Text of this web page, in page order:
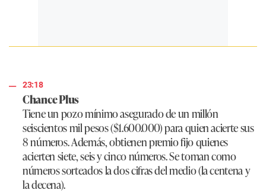
23:18
Chance Plus
Tiene un pozo mínimo asegurado de un millón
seiscientos mil pesos ($1.600.000) para quien acierte sus
8 números. Además, obtienen premio fijo quienes
acierten siete, seis y cinco números. Se toman como
números sorteados la dos cifras del medio (la centena y
la decena).